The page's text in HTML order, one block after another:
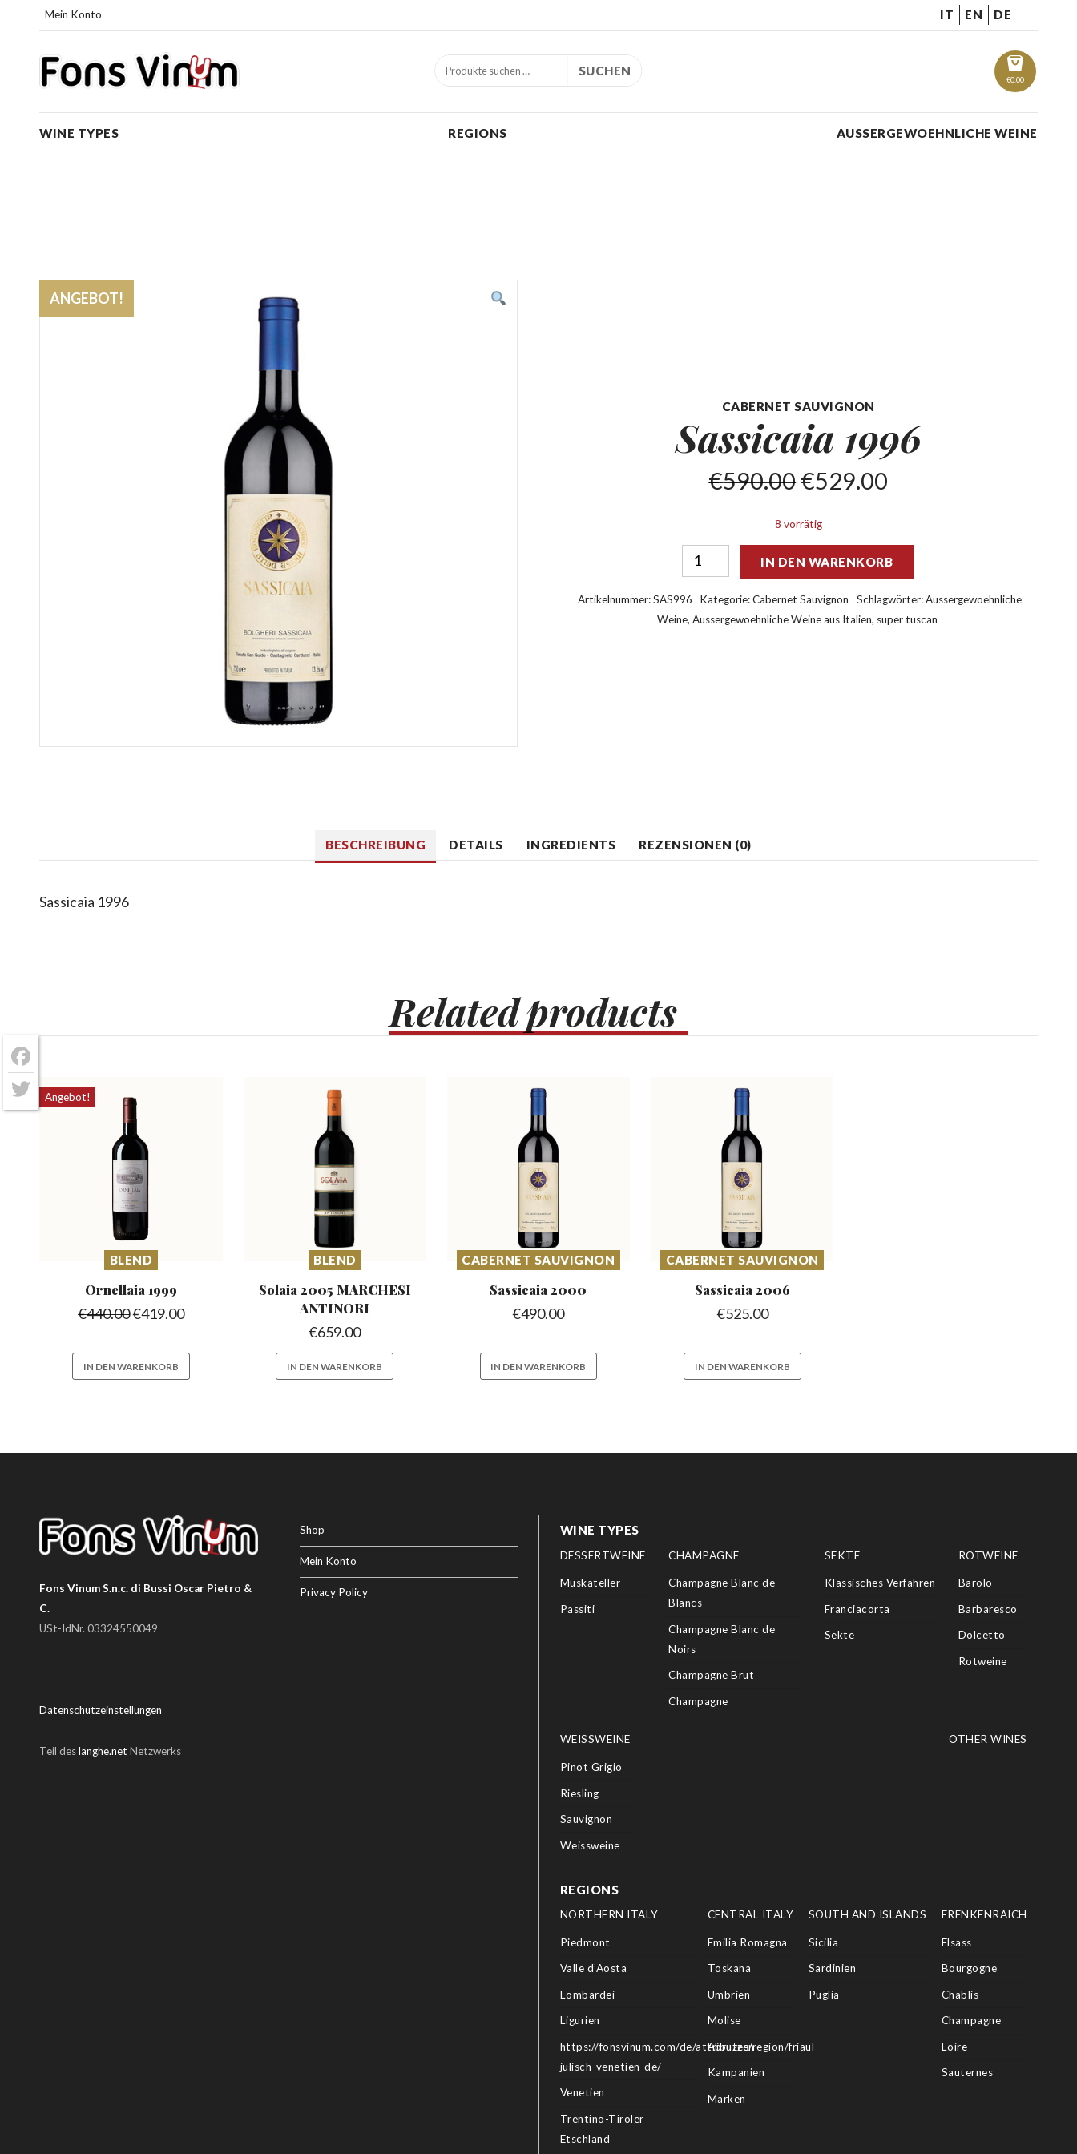
Mein Konto IT EN DE
€0.00
SUCHEN
WINE TYPES REGIONS AUSSERGEWOEHNLICHE WEINE
ANGEBOT!
CABERNET SAUVIGNON
Sassicaia 1996
€590.00€529.00
8 vorrätig
IN DEN WARENKORB
Artikelnummer:SAS996 Kategorie:Cabernet Sauvignon Schlagwörter:Aussergewoehnliche
Weine, Aussergewoehnliche Weine aus Italien, super tuscan
BESCHREIBUNG DETAILS INGREDIENTS REZENSIONEN (0)
Sassicaia 1996
Relatedproducts
Angebot!
BLEND
Ornellaia1999
€440.00€419.00
IN DEN WARENKORB
BLEND
Solaia 2005 MARCHESI
ANTINORI
€659.00
IN DEN WARENKORB
CABERNET SAUVIGNON
Sassicaia2000
€490.00
IN DEN WARENKORB
CABERNET SAUVIGNON
Sassicaia 2006
€525.00
IN DEN WARENKORB
Fons Vinum S.n.c. di Bussi Oscar Pietro &
C.
USt-IdNr. 03324550049
Datenschutzeinstellungen
Teil deslanghe.net Netzwerks
Shop
Mein Konto
Privacy Policy
WINE TYPES
DESSERTWEINE
Muskateller
Passiti
CHAMPAGNE
Champagne Blanc de
Blancs
Champagne Blanc de
Noirs
Champagne Brut
Champagne
SEKTE
Klassisches Verfahren
Franciacorta
Sekte
ROTWEINE
Barolo
Barbaresco
Dolcetto
Rotweine
WEISSWEINE
Pinot Grigio
Riesling
Sauvignon
Weissweine
OTHER WINES
REGIONS
NORTHERN ITALY
Piedmont
Valle d’Aosta
Lombardei
Ligurien
https://fonsvinum.com/de/attributes/region/friaul-
julisch-venetien-de/
Venetien
Trentino-Tiroler
Etschland
CENTRAL ITALY
Emilia Romagna
Toskana
Umbrien
Molise
Abruzzen
Kampanien
Marken
SOUTH AND ISLANDS
Sicilia
Sardinien
Puglia
FRENKENRAICH
Elsass
Bourgogne
Chablis
Champagne
Loire
Sauternes
Facebook
Twitter